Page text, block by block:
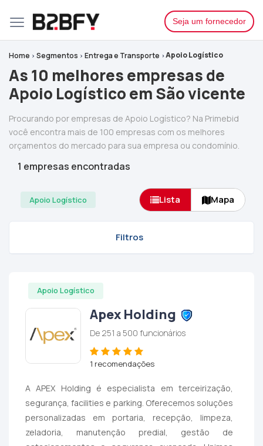
Seja um fornecedor
Home Segmentos Entrega e Transporte Apoio Logístico
As 10 melhores empresas de
Apoio Logístico em São vicente
Procurando por empresas de Apoio Logístico? Na Primebid
você encontra mais de 100 empresas com os melhores
orçamentos do mercado para sua empresa ou condomínio.
1 empresas encontradas
Apoio Logístico Lista Mapa
Filtros
Apoio Logístico
Apex Holding
De 251 a 500 funcionários
1 recomendações
A APEX Holding é especialista em terceirização,
segurança, facilities e parking. Oferecemos soluções
personalizadas em portaria, recepção, limpeza,
zeladoria, manutenção predial, gestão de